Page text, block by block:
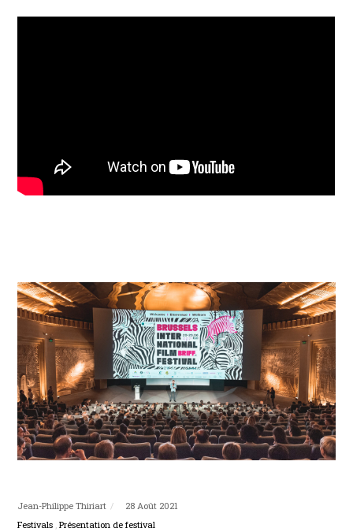
Jean-Philippe Thiriart
28 Août 2021
Festivals Présentation de festival